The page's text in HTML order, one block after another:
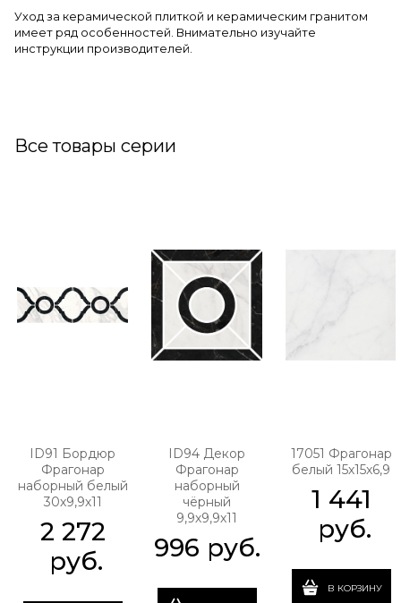
Уход за керамической плиткой и керамическим гранитом
имеет ряд особенностей. Внимательно изучайте
инструкции производителей.
Все товары серии
ID91 Бордюр
Фрагонар
наборный белый
30х9,9х11
2 272
руб.
ID94 Декор
Фрагонар
наборный
чёрный
9,9х9,9х11
996 руб.
17051 Фрагонар
белый 15х15х6,9
1 441
руб.
В КОРЗИНУ